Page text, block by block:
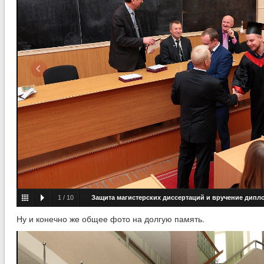
1 / 10 Защита магистерских диссертаций и вручение
Ну и конечно же общее фото на долгую память.